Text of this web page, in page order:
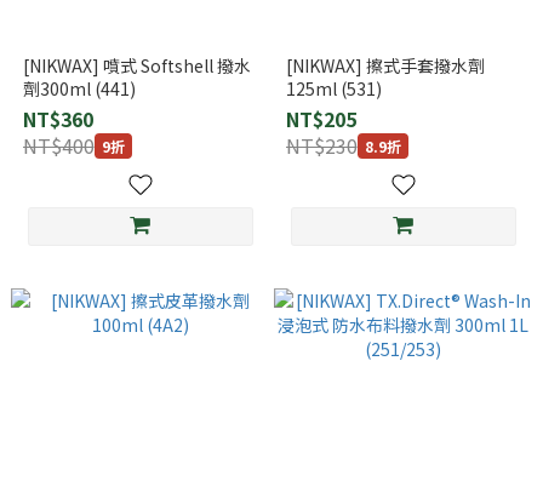
[NIKWAX] 噴式 Softshell 撥水
劑300ml (441)
NT$360
NT$400 9折
[NIKWAX] 擦式手套撥水劑
125ml (531)
NT$205
NT$230 8.9折